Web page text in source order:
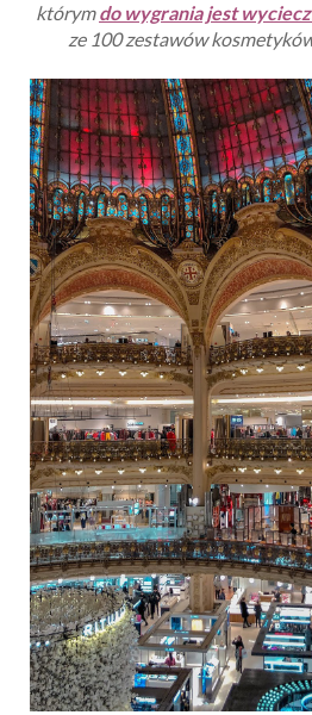
którymdo wygrania jest
ze 100 zestawów